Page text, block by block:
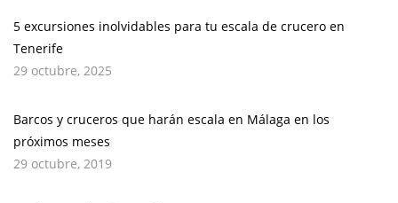
5 excursiones inolvidables para tu escala de crucero en
Tenerife
29 octubre, 2025
Barcos y cruceros que harán escala en Málaga en los
próximos meses
29 octubre, 2019